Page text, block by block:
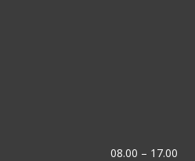
08.00 – 17.00